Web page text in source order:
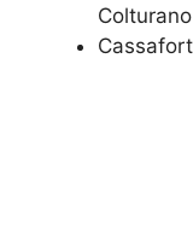
Colturano